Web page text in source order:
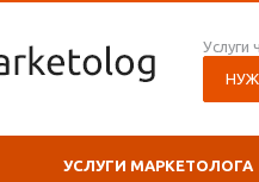
Услуги
УСЛУГИ МАРКЕТОЛОГА